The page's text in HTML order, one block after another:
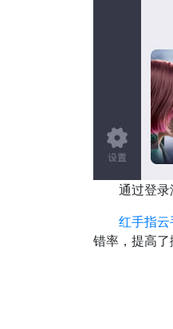
通过登录游
红手指云
错率，提高了